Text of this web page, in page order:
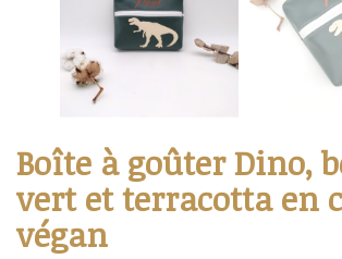
Boîte à goûter Dino,
vert et terracotta en
végan